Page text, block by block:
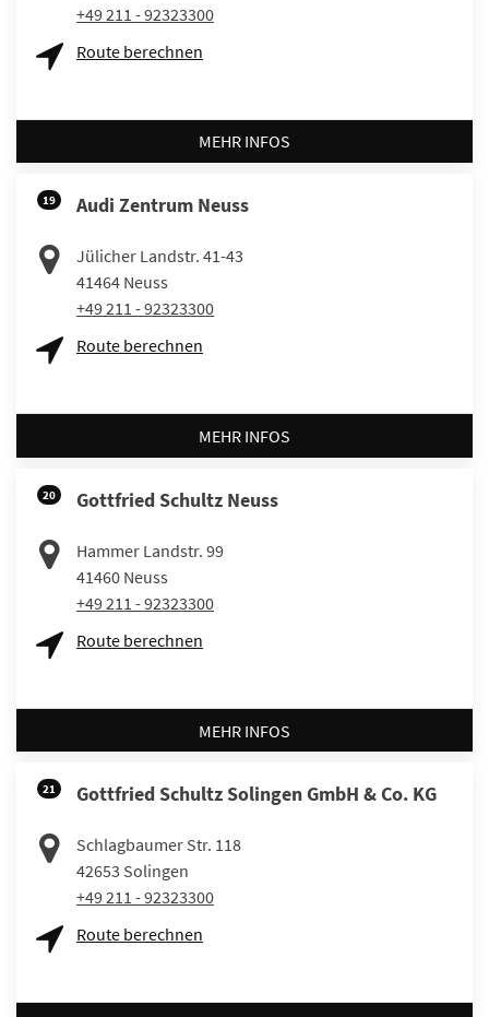
+49 211 - 92323300
Route berechnen
MEHR INFOS
19 Audi Zentrum Neuss
Jülicher Landstr. 41-43
41464 Neuss
+49 211 - 92323300
Route berechnen
MEHR INFOS
20 Gottfried Schultz Neuss
Hammer Landstr. 99
41460 Neuss
+49 211 - 92323300
Route berechnen
MEHR INFOS
21 Gottfried Schultz Solingen GmbH & Co. KG
Schlagbaumer Str. 118
42653 Solingen
+49 211 - 92323300
Route berechnen